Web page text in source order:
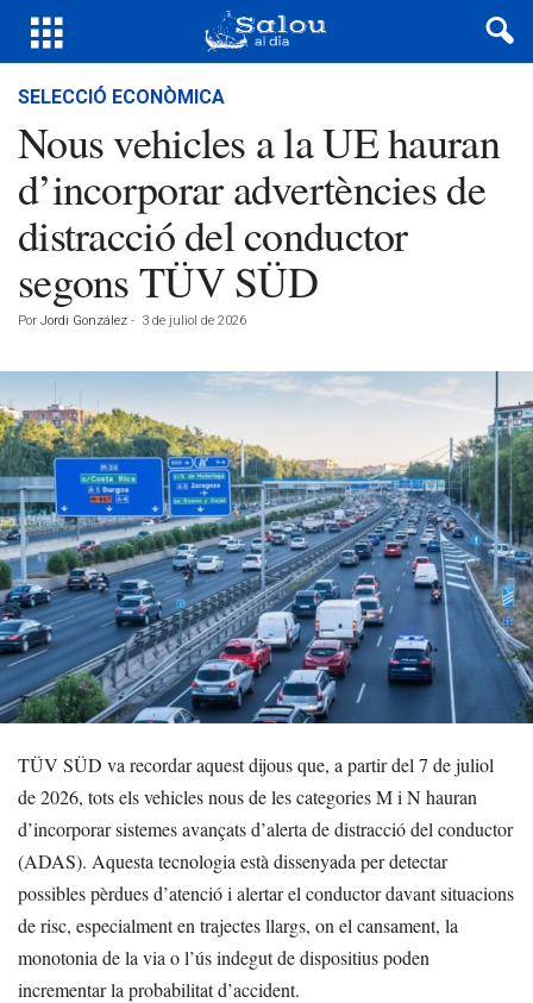
SELECCIÓ ECONÒMICA
Nous vehicles a la UE hauran
d’incorporar advertències de
distracció del conductor
segons TÜV SÜD
Por Jordi González - 3 de juliol de 2026
TÜV SÜD va recordar aquest dijous que, a partir del 7 de juliol
de 2026, tots els vehicles nous de les categories M i N hauran
d’incorporar sistemes avançats d’alerta de distracció del conductor
(ADAS). Aquesta tecnologia està dissenyada per detectar
possibles pèrdues d’atenció i alertar el conductor davant situacions
de risc, especialment en trajectes llargs, on el cansament, la
monotonia de la via o l’ús indegut de dispositius poden
incrementar la probabilitat d’accident.